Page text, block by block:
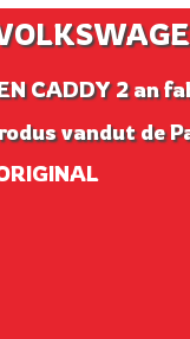
CADDY 2 an
vandut de